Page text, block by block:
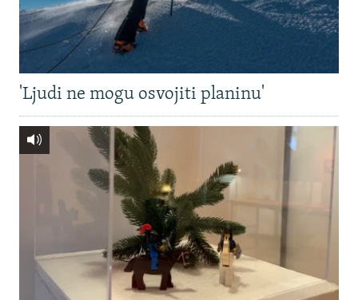
'Ljudi ne mogu osvojiti planinu'